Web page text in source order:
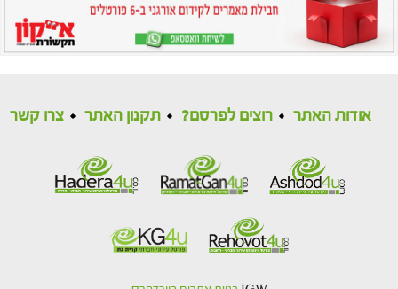
אודות האתר רוצים לפרסם? תקנון האתר צרו קשר